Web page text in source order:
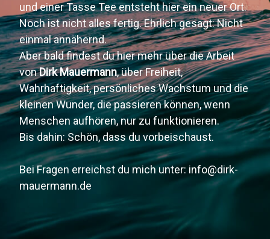
und einer Tasse Tee entsteht hier ein neuer Ort.
Noch ist nicht alles fertig. Ehrlich gesagt: Nicht
einmal annähernd.
Aber bald findest du hier mehr über die Arbeit
vonDirk Mauermann, über Freiheit,
Wahrhaftigkeit, persönliches Wachstum und die
kleinen Wunder, die passieren können, wenn
Menschen aufhören, nur zu funktionieren.
Bis dahin: Schön, dass du vorbeischaust.
Bei Fragen erreichst du mich unter: info@dirk-
mauermann.de